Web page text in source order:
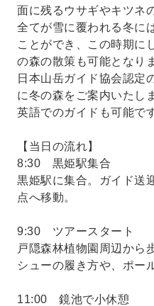
面に残るウサギやキツネ
全てが雪に覆われる冬に
ことができ、この時期に
の森の散策も可能となり
日本山岳ガイド協会認定
に冬の森をご案内いたし
英語でのガイドも可能です
【当日の流れ】
8:30 黒姫駅集合
黒姫駅に集合。ガイド送
点へ移動。
9:30 ツアースタート
戸隠森林植物園周辺から
シューの履き方や、ポー
11:00 鏡池で小休憩